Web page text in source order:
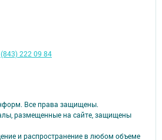
Все права защищены.
размещенные на сайте, защищены
и распространение в любом объеме
(843) 222 09 84